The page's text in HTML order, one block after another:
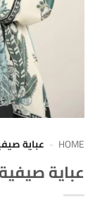
HOME
- عباية
عباية